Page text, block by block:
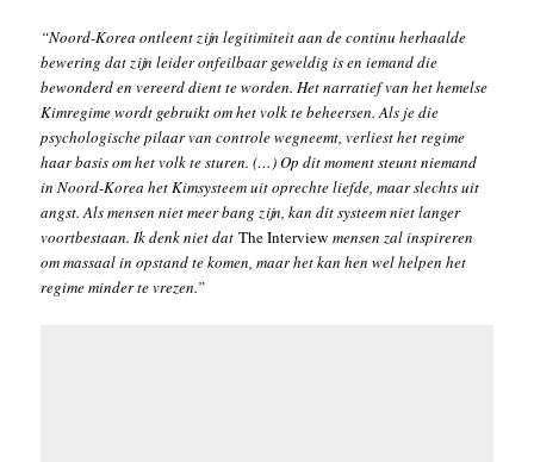
“Noord-Korea ontleent zijn legitimiteit aan de continu herhaalde
bewering dat zijn leider onfeilbaar geweldig is en iemand die
bewonderd en vereerd dient te worden. Het narratief van het hemelse
Kimregime wordt gebruikt om het volk te beheersen. Als je die
psychologische pilaar van controle wegneemt, verliest het regime
haar basis om het volk te sturen. (…) Op dit moment steunt niemand
in Noord-Korea het Kimsysteem uit oprechte liefde, maar slechts uit
angst. Als mensen niet meer bang zijn, kan dit systeem niet langer
voortbestaan. Ik denk niet datThe Interview mensen zal inspireren
om massaal in opstand te komen, maar het kan hen wel helpen het
regime minder te vrezen.”